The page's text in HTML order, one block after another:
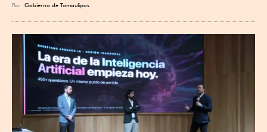
Por Gobierno de Tamaulipas